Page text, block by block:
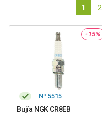
1 2
-15%
Nº 5515
Bujía NGK CR8EB